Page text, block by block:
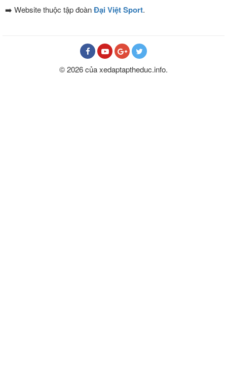
➡️ Website thuộc tập đoànĐại Việt Sport.
© 2026 của xedaptaptheduc.info.